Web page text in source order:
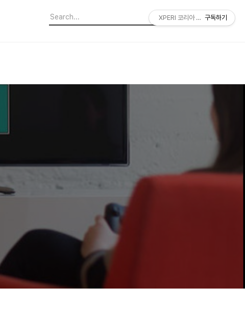
XPERI 코리아 공식 블로그
구독하기